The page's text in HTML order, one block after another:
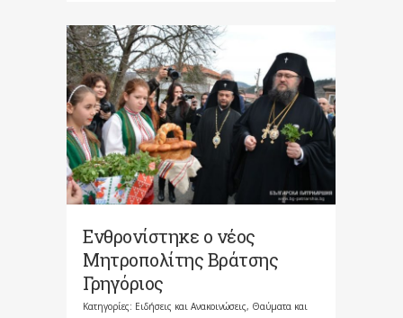
Ενθρονίστηκε ο νέος
Μητροπολίτης Βράτσης
Γρηγόριος
Κατηγορίες: Ειδήσεις και Ανακοινώσεις, Θαύματα και